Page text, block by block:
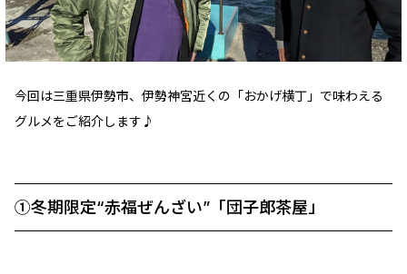
今回は三重県伊勢市、伊勢神宮近くの「おかげ横丁」で味わえる
グルメをご紹介します♪
①冬期限定“赤福ぜんざい”「団子郎茶屋」